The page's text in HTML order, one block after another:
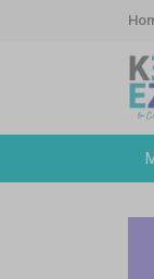
Happy